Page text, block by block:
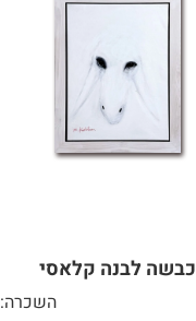
כבשה לבנה קלאסי
השכרה: 550 ₪ לחודש